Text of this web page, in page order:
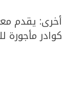
يقدم
مأجورة